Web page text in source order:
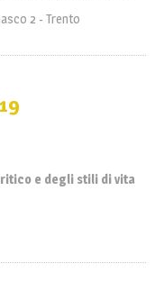
2 - Trento
e degli stili di vita